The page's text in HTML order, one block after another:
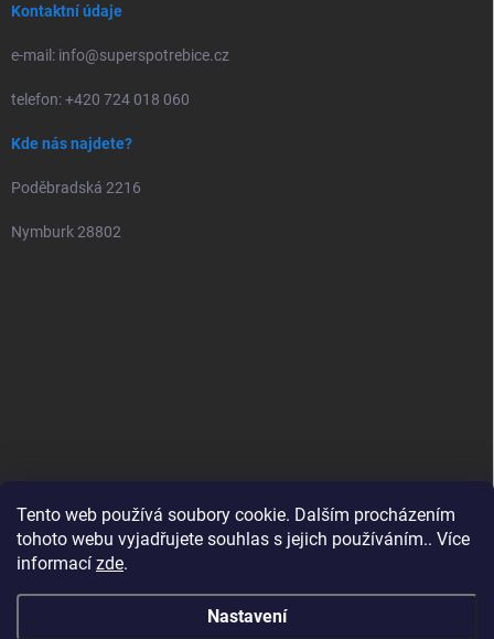
Tento web používá soubory cookie. Dalším procházením
tohoto webu vyjadřujete souhlas s jejich používáním.. Více
informací zde.
Nastavení
Kontaktní údaje
e-mail: info@superspotrebice.cz
telefon: +420 724 018 060
Kde nás najdete?
Poděbradská 2216
Nymburk 28802